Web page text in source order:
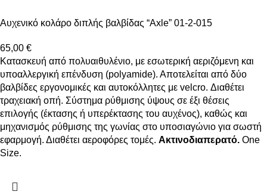
Αυχενικό κολάρο διπλής βαλβίδας “Axle” 01-2-015
65,00 €
Κατασκευή από πολυαιθυλένιο, με εσωτερική αεριζόμενη και
υποαλλεργική επένδυση (polyamide). Αποτελείται από δύο
βαλβίδες εργονομικές και αυτοκόλλητες με velcro. Διαθέτει
τραχειακή οπή. Σύστημα ρύθμισης ύψους σε έξι θέσεις
επιλογής (έκτασης ή υπερέκτασης του αυχένος), καθώς και
μηχανισμός ρύθμισης της γωνίας στο υποσιαγώνιο για σωστή
εφαρμογή. Διαθέτει αεροφόρες τομές. Ακτινοδιαπερατό. One
Size.